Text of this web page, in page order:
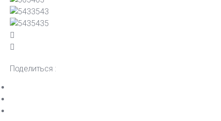
Поделиться :